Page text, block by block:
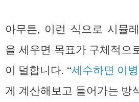
아무튼, 이런 식으로 시뮬
을 세우면 목표가 구체적으
이 덜합니다. “세수하면 이
게 계산해보고 들어가는 방